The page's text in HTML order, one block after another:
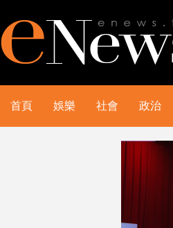
首頁 娛樂 社會 政治